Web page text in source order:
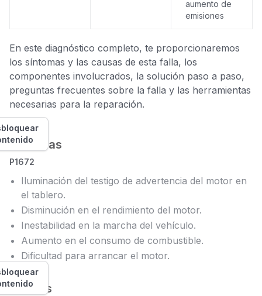
aumento de
emisiones
En este diagnóstico completo, te proporcionaremos
los síntomas y las causas de esta falla, los
componentes involucrados, la solución paso a paso,
preguntas frecuentes sobre la falla y las herramientas
necesarias para la reparación.
Síntomas
P1672
Iluminación del testigo de advertencia del motor en
el tablero.
Disminución en el rendimiento del motor.
Inestabilidad en la marcha del vehículo.
Aumento en el consumo de combustible.
Dificultad para arrancar el motor.
Causas